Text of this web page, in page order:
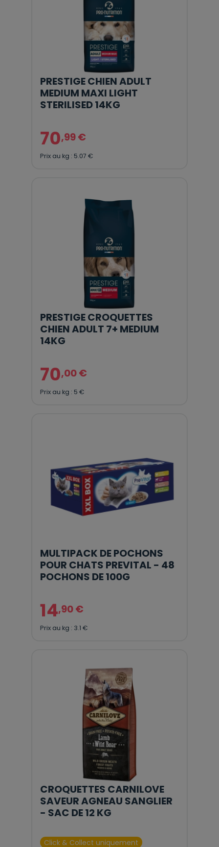
PRESTIGE CHIEN ADULT
MEDIUM MAXI LIGHT
STERILISED 14KG
70,99 €
Prix au kg : 5.07 €
PRESTIGE CROQUETTES
CHIEN ADULT 7+ MEDIUM
14KG
70,00 €
Prix au kg : 5 €
MULTIPACK DE POCHONS
POUR CHATS PREVITAL - 48
POCHONS DE 100G
14,90 €
Prix au kg : 3.1 €
CROQUETTES CARNILOVE
SAVEUR AGNEAU SANGLIER
- SAC DE 12 KG
Click & Collect uniquement